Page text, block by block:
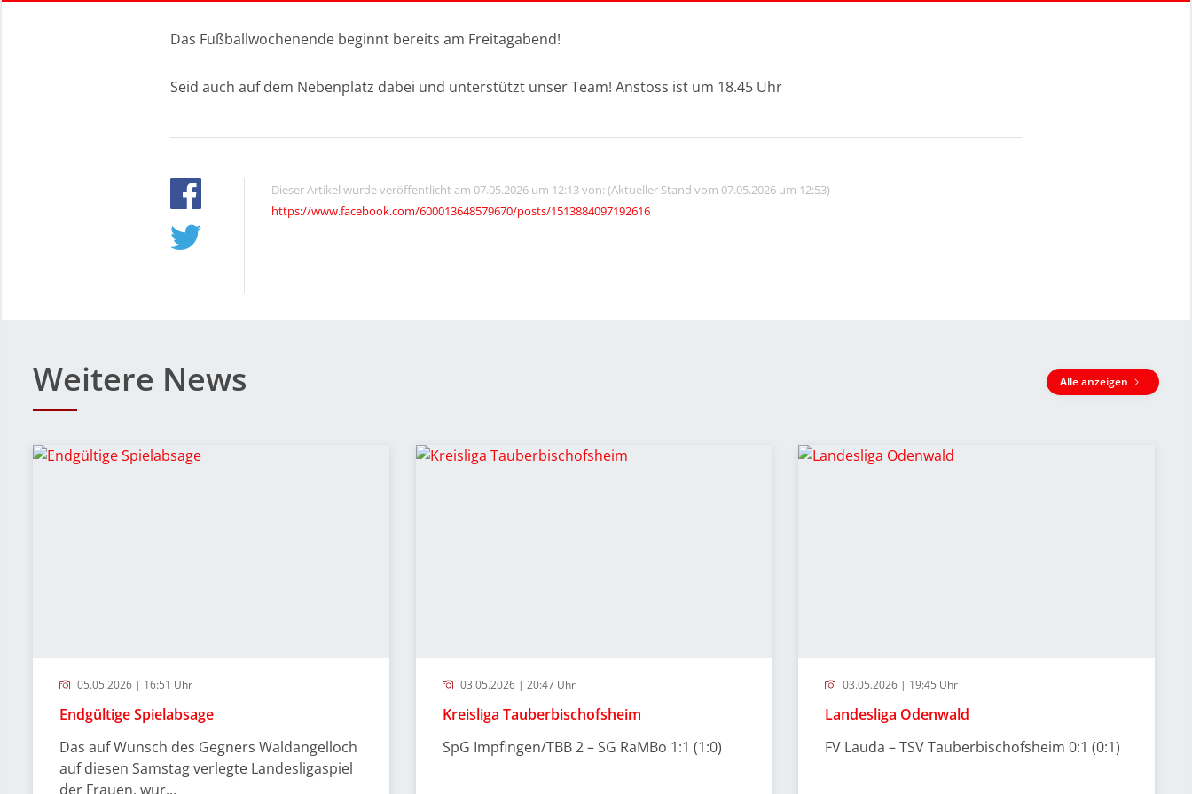
Das Fußballwochenende beginnt bereits am Freitagabend!
Seid auch auf dem Nebenplatz dabei und unterstützt unser Team! Anstoss ist um 18.45 Uhr
Dieser Artikel wurde veröffentlicht am 07.05.2026 um 12:13 von: (Aktueller Stand vom 07.05.2026 um 12:53)
https://www.facebook.com/600013648579670/posts/1513884097192616
Weitere News Alle anzeigen
05.05.2026 | 16:51 Uhr
Endgültige Spielabsage
Das auf Wunsch des Gegners Waldangelloch
auf diesen Samstag verlegte Landesligaspiel
der Frauen, wur...
03.05.2026 | 20:47 Uhr
Kreisliga Tauberbischofsheim
SpG Impfingen/TBB 2 – SG RaMBo 1:1 (1:0)
03.05.2026 | 19:45 Uhr
Landesliga Odenwald
FV Lauda – TSV Tauberbischofsheim 0:1 (0:1)